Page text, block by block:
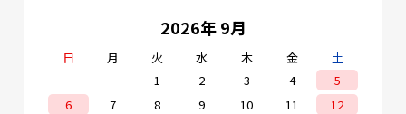
2026年 9月
日 月 火 水 木 金
土
1
2 3 4
5
6
7 8 9 10 11
12